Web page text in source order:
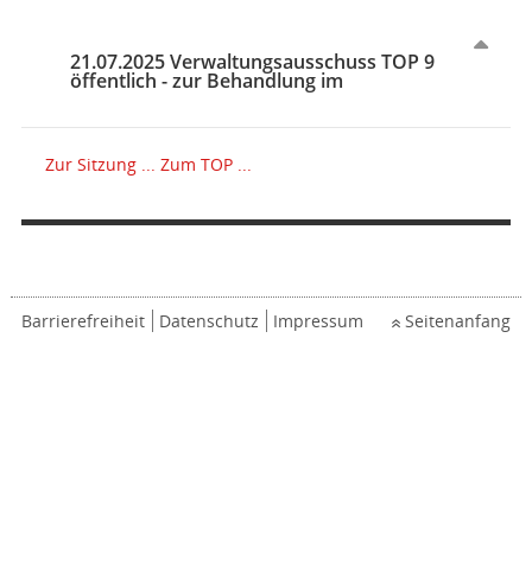
21.07.2025 Verwaltungsausschuss TOP 9
öffentlich - zur Behandlung im
Zur Sitzung ... Zum TOP ...
Barrierefreiheit Datenschutz Impressum Seitenanfang